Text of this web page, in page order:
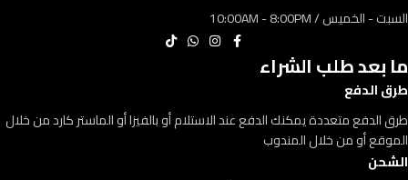
السبت - الخميس / 10:00AM - 8:00PM
ما بعد طلب الشراء
طرق الدفع
طرق الدفع متعددة يمكنك الدفع عند الاستلام أو بالفيزا أو الماستر كارد من خلال
الموقع أو من خلال المندوب
الشحن